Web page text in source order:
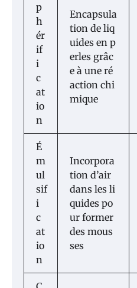
p
h
ér
if
i
c
at
io
n
Encapsula
tion de liq
uides en p
erles grâc
e à une ré
action chi
mique
É
m
ul
sif
i
c
at
io
n
Incorpora
tion d’air
dans les li
quides po
ur former
des mous
ses